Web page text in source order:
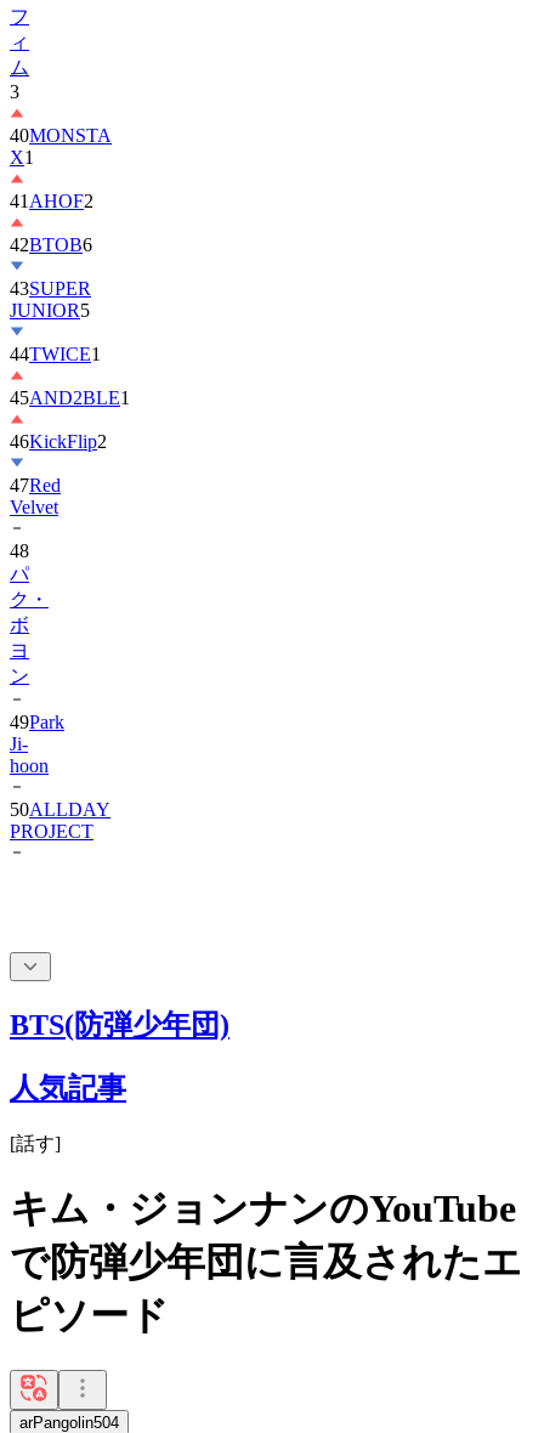
フ
ィ
ム
3
40MONSTA
X1
41 AHOF2
42BTOB6
43SUPER
JUNIOR5
44TWICE1
45AND2BLE1
46KickFlip2
47Red
Velvet
48
パ
ク・
ボ
ヨ
ン
49Park
Ji-
hoon
50ALLDAY
PROJECT
BTS(防弾少年団)
人気記事
[話す]
キム・ジョンナンのYouTube
で防弾少年団に言及されたエ
ピソード
arPangolin504